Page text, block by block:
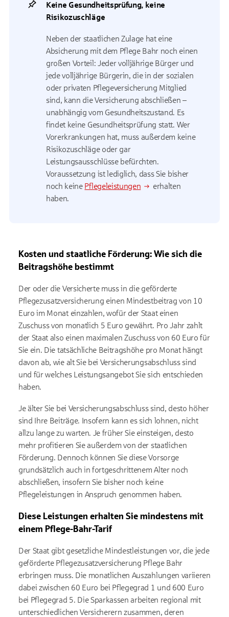
Keine Gesundheitsprüfung, keine
Risikozuschläge
Neben der staatlichen Zulage hat eine
Absicherung mit dem Pflege Bahr noch einen
großen Vorteil: Jeder volljährige Bürger und
jede volljährige Bürgerin, die in der sozialen
oder privaten Pflegeversicherung Mitglied
sind, kann die Versicherung abschließen –
unabhängig vom Gesundheitszustand. Es
findet keine Gesundheitsprüfung statt. Wer
Vorerkrankungen hat, muss außerdem keine
Risikozuschläge oder gar
Leistungsausschlüsse befürchten.
Voraussetzung ist lediglich, dass Sie bisher
noch keine Pflegeleistungen
erhalten
haben.
Kosten und staatliche Förderung: Wie sich die
Beitragshöhe bestimmt
Der oder die Versicherte muss in die geförderte
Pflegezusatzversicherung einen Mindestbeitrag von 10
Euro im Monat einzahlen, wofür der Staat einen
Zuschuss von monatlich 5 Euro gewährt. Pro Jahr zahlt
der Staat also einen maximalen Zuschuss von 60 Euro für
Sie ein. Die tatsächliche Beitragshöhe pro Monat hängt
davon ab, wie alt Sie bei Versicherungsabschluss sind
und für welches Leistungsangebot Sie sich entschieden
haben.
Je älter Sie bei Versicherungsabschluss sind, desto höher
sind Ihre Beiträge. Insofern kann es sich lohnen, nicht
allzu lange zu warten. Je früher Sie einsteigen, desto
mehr profitieren Sie außerdem von der staatlichen
Förderung. Dennoch können Sie diese Vorsorge
grundsätzlich auch in fortgeschrittenem Alter noch
abschließen, insofern Sie bisher noch keine
Pflegeleistungen in Anspruch genommen haben.
Diese Leistungen erhalten Sie mindestens mit
einem Pflege-Bahr-Tarif
Der Staat gibt gesetzliche Mindestleistungen vor, die jede
geförderte Pflegezusatzversicherung Pflege Bahr
erbringen muss. Die monatlichen Auszahlungen variieren
dabei zwischen 60 Euro bei Pflegegrad 1 und 600 Euro
bei Pflegegrad 5. Die Sparkassen arbeiten regional mit
unterschiedlichen Versicherern zusammen, deren